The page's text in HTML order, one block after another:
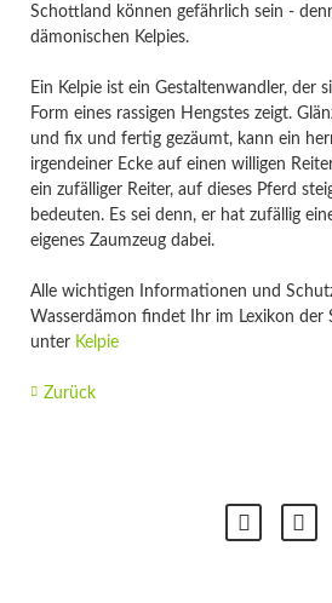
Schottland können gefährlich sein -
dämonischen Kelpies.
Ein Kelpie ist ein Gestaltenwandler, der
Form eines rassigen Hengstes zeigt.
und fix und fertig gezäumt, kann ein
irgendeiner Ecke auf einen willigen
ein zufälliger Reiter, auf dieses Pferd
bedeuten. Es sei denn, er hat zufällig
eigenes Zaumzeug dabei.
Alle wichtigen Informationen und
Wasserdämon findet Ihr im Lexikon der
unter Kelpie
Zurück